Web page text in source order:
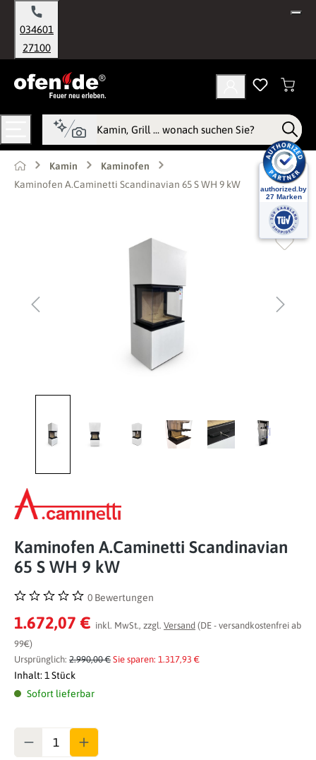
springen
034601
27100
Kamin
Kaminofen
Kaminofen A.Caminetti Scandinavian 65 S WH 9 kW
Kaminofen A.Caminetti Scandinavian
65 S WH 9 kW
Durchschnittliche Bewertung von 0 von 5 Sternen
0 Bewertungen
1.672,07 € inkl. MwSt., zzgl. Versand (DE - versandkostenfrei ab
99€)
Ursprünglich: 2.990,00 € Sie sparen: 1.317,93 €
Inhalt: 1 Stück
Sofort lieferbar